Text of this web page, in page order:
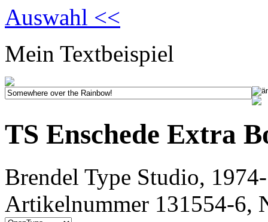
Auswahl <<
Mein Textbeispiel
TS Enschede Extra
Brendel Type Studio,
Artikelnummer 131554-6,